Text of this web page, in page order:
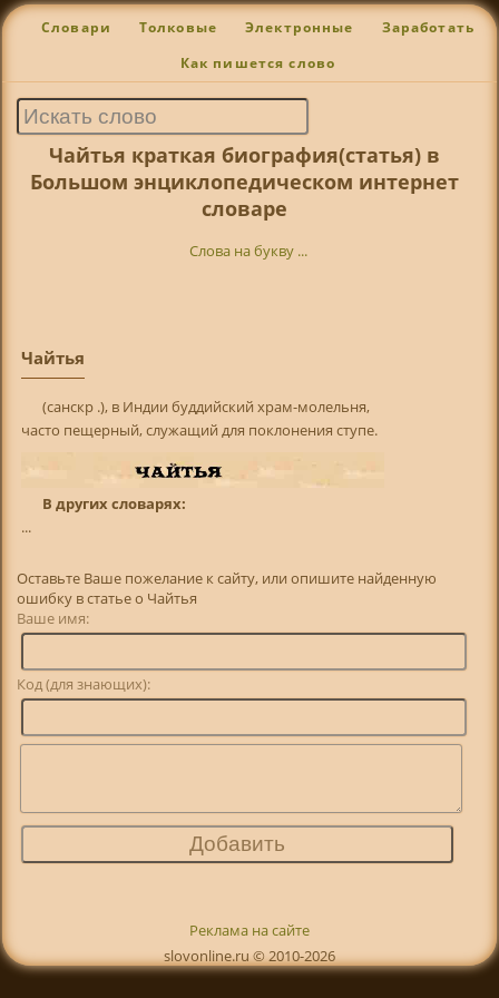
Словари Толковые Электронные Заработать
Как пишется слово
Чайтья краткая биография(статья) в
Большом энциклопедическом интернет
словаре
Слова на букву ...
Чайтья
(санскр .), в Индии буддийский храм-молельня,
часто пещерный, служащий для поклонения ступе.
В других словарях:
...
Оставьте Ваше пожелание к сайту, или опишите найденную
ошибку в статье о Чайтья
Ваше имя:
Код (для знающих):
Реклама на сайте
slovonline.ru © 2010-2026